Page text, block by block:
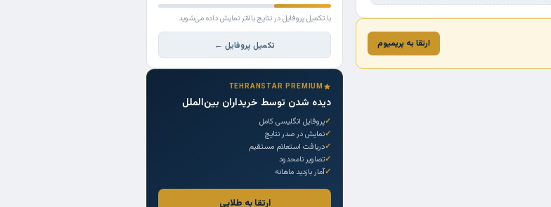
ارتقا به پریمیوم
با تکمیل پروفایل در نتایج بالاتر نمایش داده می‌شوید
تکمیل پروفایل ←
TEHRANSTAR PREMIUM
دیده شدن توسط خریداران بین‌الملل
پروفایل انگلیسی کامل
نمایش در صدر نتایج
دریافت استعلام مستقیم
تصاویر نامحدود
آمار بازدید ماهانه
ارتقا به طلایی